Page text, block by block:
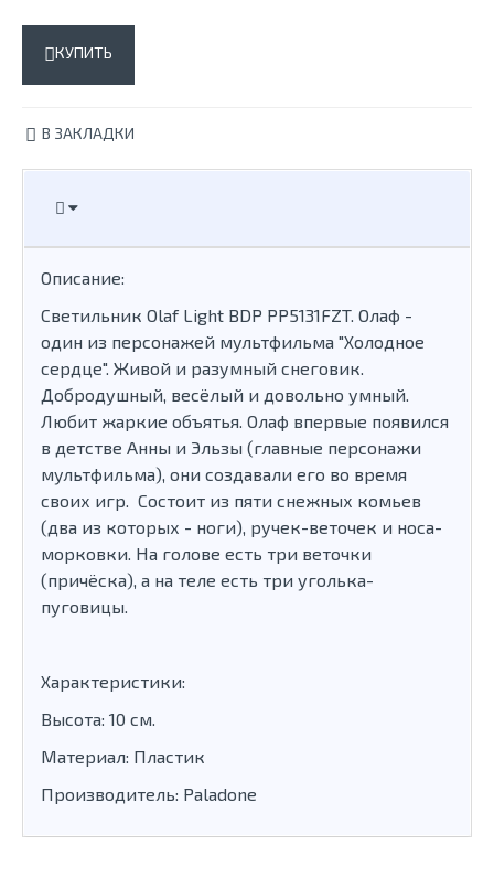
КУПИТЬ
В ЗАКЛАДКИ
Описание:
Светильник Olaf Light BDP PP5131FZT. Олаф -
один из персонажей мультфильма "Холодное
сердце". Живой и разумный снеговик.
Добродушный, весёлый и довольно умный.
Любит жаркие объятья. Олаф впервые появился
в детстве Анны и Эльзы (главные персонажи
мультфильма), они создавали его во время
своих игр. Состоит из пяти снежных комьев
(два из которых - ноги), ручек-веточек и носа-
морковки. На голове есть три веточки
(причёска), а на теле есть три уголька-
пуговицы.
Характеристики:
Высота: 10 см.
Материал: Пластик
Производитель: Paladone